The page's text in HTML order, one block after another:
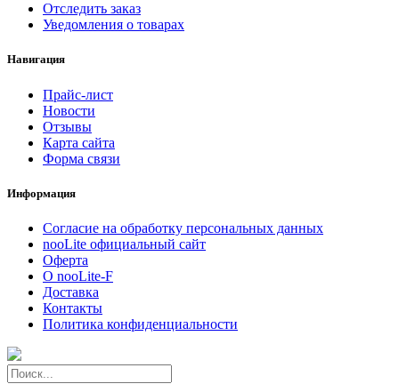
Отследить заказ
Уведомления о товарах
Навигация
Прайс-лист
Новости
Отзывы
Карта сайта
Форма связи
Информация
Согласие на обработку персональных данных
nooLite официальный сайт
Оферта
О nooLite-F
Доставка
Контакты
Политика конфиденциальности